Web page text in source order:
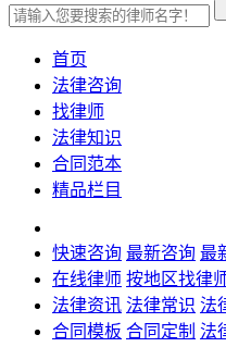
首页
法律咨询
找律师
法律知识
合同范本
精品栏目
快速咨询 最新咨询 最
在线律师 按地区找律
法律资讯 法律常识 法
合同模板 合同定制 法